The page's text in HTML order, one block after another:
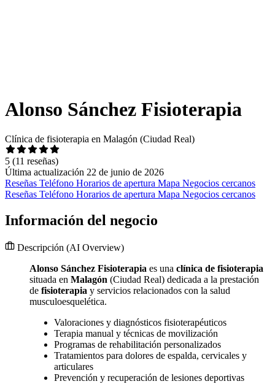
Alonso Sánchez Fisioterapia
Clínica de fisioterapia en Malagón (Ciudad Real)
5 (11 reseñas)
Última actualización 22 de junio de 2026
Reseñas Teléfono Horarios de apertura Mapa Negocios cercanos
Reseñas Teléfono Horarios de apertura Mapa Negocios cercanos
Información del negocio
Descripción (AI Overview)
Alonso Sánchez Fisioterapia es una clínica de fisioterapia
situada en Malagón (Ciudad Real) dedicada a la prestación
de fisioterapia y servicios relacionados con la salud
musculoesquelética.
Valoraciones y diagnósticos fisioterapéuticos
Terapia manual y técnicas de movilización
Programas de rehabilitación personalizados
Tratamientos para dolores de espalda, cervicales y
articulares
Prevención y recuperación de lesiones deportivas